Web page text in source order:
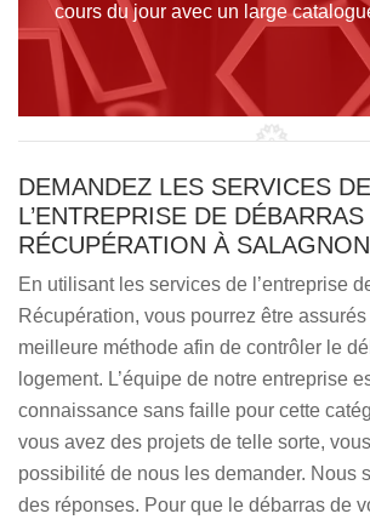
cours du jour avec un large
DEMANDEZ LES SERVICES DE
L’ENTREPRISE DE
RÉCUPÉRATION À SALAGNON
En utilisant les services de l’entreprise
Récupération, vous pourrez être
meilleure méthode afin de contrôler le
logement. L’équipe de notre entreprise
connaissance sans faille pour cette
vous avez des projets de telle sorte,
possibilité de nous les demander. Nous
des réponses. Pour que le débarras de